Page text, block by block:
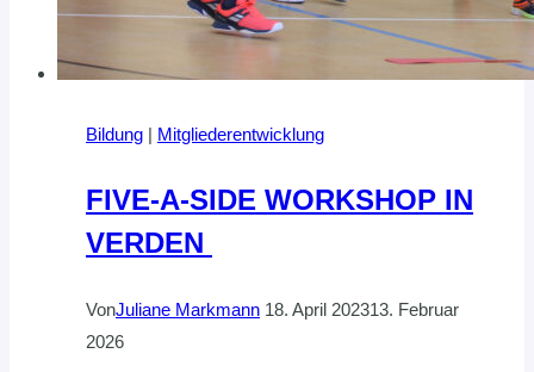
Bildung | Mitgliederentwicklung
FIVE-A-SIDE WORKSHOP IN
VERDEN
VonJuliane Markmann 18. April 202313. Februar
2026